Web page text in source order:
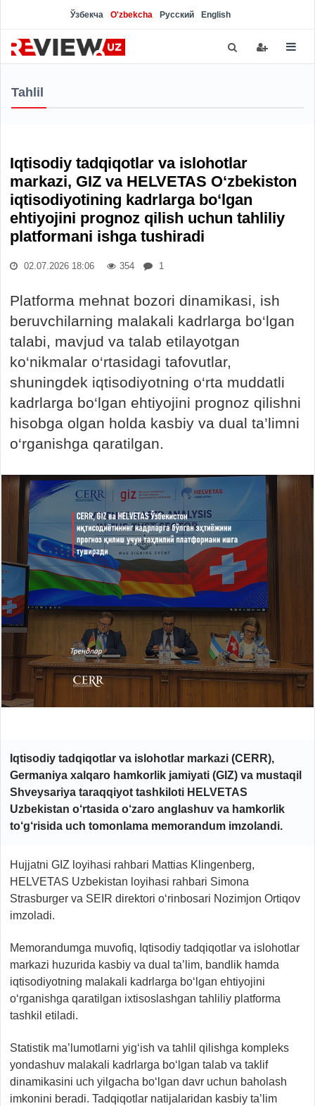
Ўзбекча O'zbekcha Русский English
Tahlil
Iqtisodiy tadqiqotlar va islohotlar
markazi, GIZ va HELVETAS O‘zbekiston
iqtisodiyotining kadrlarga bo‘lgan
ehtiyojini prognoz qilish uchun tahliliy
platformani ishga tushiradi
02.07.2026 18:06 354 1
Platforma mehnat bozori dinamikasi, ish
beruvchilarning malakali kadrlarga bo‘lgan
talabi, mavjud va talab etilayotgan
ko‘nikmalar o‘rtasidagi tafovutlar,
shuningdek iqtisodiyotning o‘rta muddatli
kadrlarga bo‘lgan ehtiyojini prognoz qilishni
hisobga olgan holda kasbiy va dual ta’limni
o‘rganishga qaratilgan.
Iqtisodiy tadqiqotlar va islohotlar markazi (CERR),
Germaniya xalqaro hamkorlik jamiyati (GIZ) va mustaqil
Shveysariya taraqqiyot tashkiloti HELVETAS
Uzbekistan o‘rtasida o‘zaro anglashuv va hamkorlik
to‘g‘risida uch tomonlama memorandum imzolandi.
Hujjatni GIZ loyihasi rahbari Mattias Klingenberg,
HELVETAS Uzbekistan loyihasi rahbari Simona
Strasburger va SEIR direktori o‘rinbosari Nozimjon Ortiqov
imzoladi.
Memorandumga muvofiq, Iqtisodiy tadqiqotlar va islohotlar
markazi huzurida kasbiy va dual ta’lim, bandlik hamda
iqtisodiyotning malakali kadrlarga bo‘lgan ehtiyojini
o‘rganishga qaratilgan ixtisoslashgan tahliliy platforma
tashkil etiladi.
Statistik ma’lumotlarni yig‘ish va tahlil qilishga kompleks
yondashuv malakali kadrlarga bo‘lgan talab va taklif
dinamikasini uch yilgacha bo‘lgan davr uchun baholash
imkonini beradi. Tadqiqotlar natijalaridan kasbiy ta’lim